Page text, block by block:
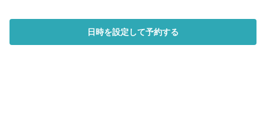
日時を設定して予約する